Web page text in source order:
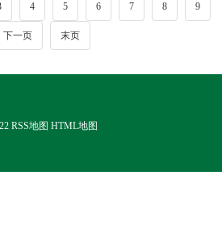
4 5 6 7 8 9
下一页 末页
RSS地图 HTML地图